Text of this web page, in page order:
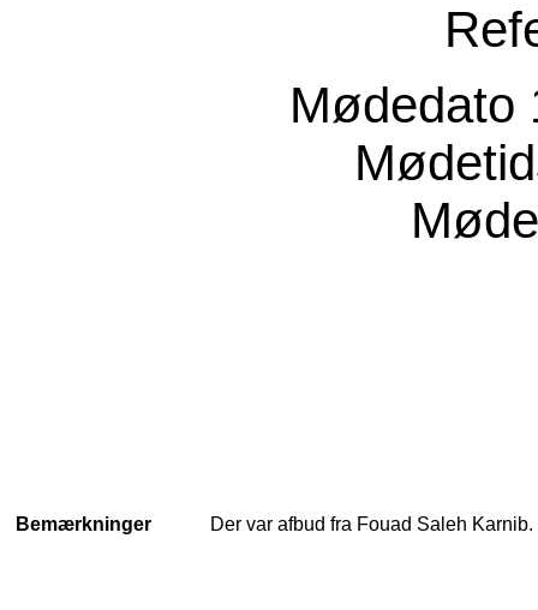
Mødedato
Bemærkninger Der var afbud fra Fouad Saleh Karnib.